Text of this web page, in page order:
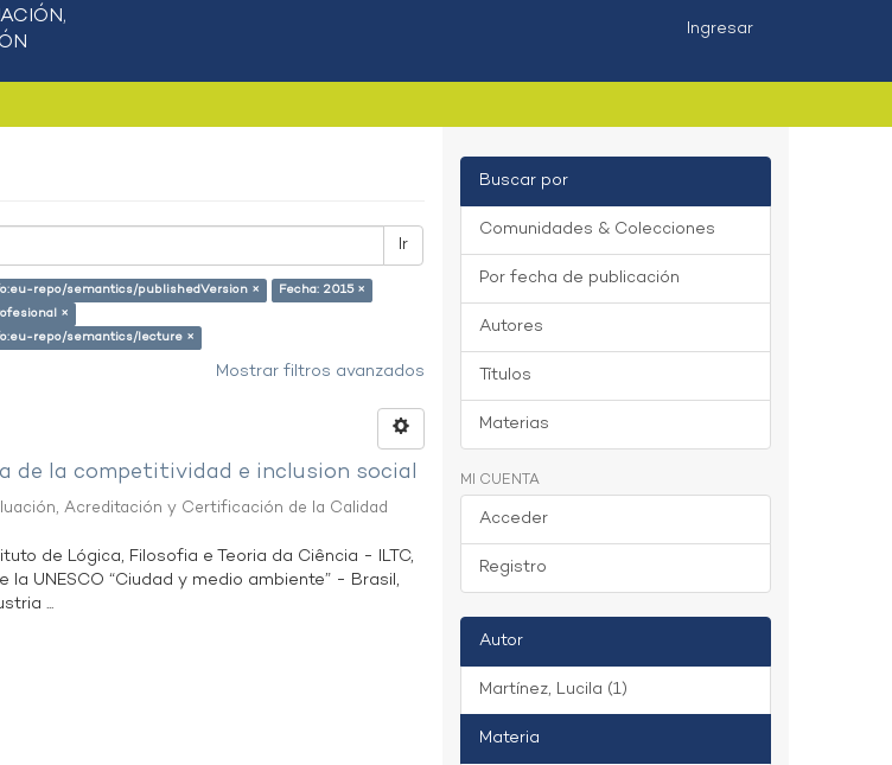
Ingresar
Ir
repo/semantics/publishedVersion ×
Fecha: 2015 ×
×
repo/semantics/lecture ×
Mostrar filtros avanzados
de la competitividad e inclusion social
Acreditación y Certificación de la Calidad
de Lógica, Filosofia e Teoria da Ciência - ILTC,
UNESCO “Ciudad y medio ambiente” - Brasil,
...
Buscar por
Comunidades & Colecciones
Por fecha de publicación
Autores
Títulos
Materias
MI CUENTA
Acceder
Registro
Autor
Martínez, Lucila (1)
Materia